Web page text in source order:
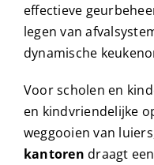
effectieve
legen van
dynamische
Voor scholen en
en kindvriendelijke
weggooien van
kantoren draagt